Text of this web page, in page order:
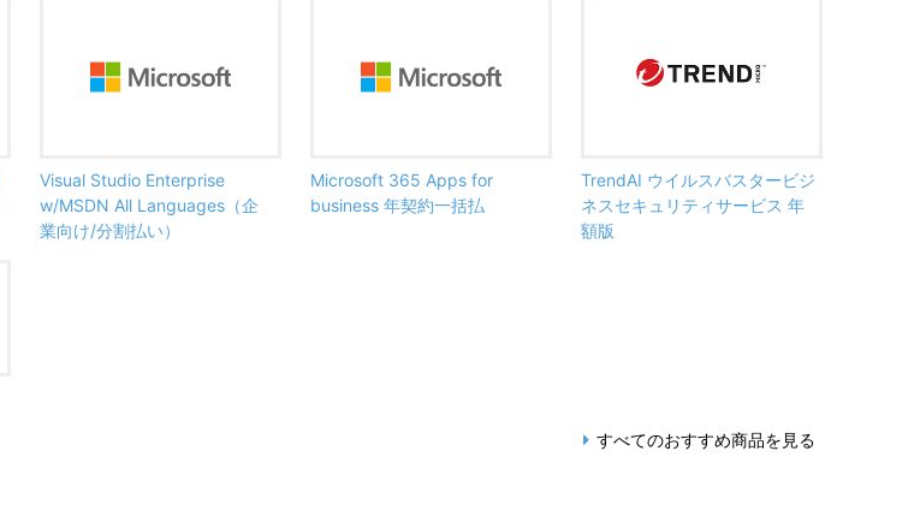
Visual Studio Enterprise
w/MSDN All Languages（企
業向け/分割払い）
Microsoft 365 Apps for
business 年契約一括払
TrendAI ウイルスバスタービジ
ネスセキュリティサービス 年
額版
すべてのおすすめ商品を見る